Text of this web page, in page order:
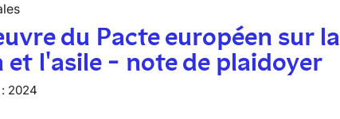
du Pacte européen sur la
l'asile - note de plaidoyer
2024